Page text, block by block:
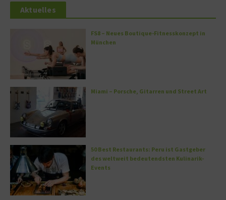
Aktuelles
FS8 – Neues Boutique-Fitnesskonzept in
München
Miami – Porsche, Gitarren und Street Art
50 Best Restaurants: Peru ist Gastgeber
des weltweit bedeutendsten Kulinarik-
Events